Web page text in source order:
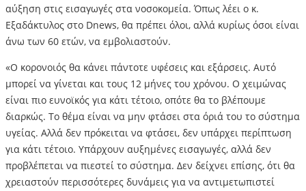
αύξηση στις εισαγωγές στα νοσοκομεία. Όπως λέει ο κ.
Εξαδάκτυλος στο Dnews, θα πρέπει όλοι, αλλά κυρίως όσοι είναι
άνω των 60 ετών, να εμβολιαστούν.
«Ο κορονοιός θα κάνει πάντοτε υφέσεις και εξάρσεις. Αυτό
μπορεί να γίνεται και τους 12 μήνες του χρόνου. Ο χειμώνας
είναι πιο ευνοϊκός για κάτι τέτοιο, οπότε θα το βλέπουμε
διαρκώς. Το θέμα είναι να μην φτάσει στα όριά του το σύστημα
υγείας. Αλλά δεν πρόκειται να φτάσει, δεν υπάρχει περίπτωση
για κάτι τέτοιο. Υπάρχουν αυξημένες εισαγωγές, αλλά δεν
προβλέπεται να πιεστεί το σύστημα. Δεν δείχνει επίσης, ότι θα
χρειαστούν περισσότερες δυνάμεις για να αντιμετωπιστεί